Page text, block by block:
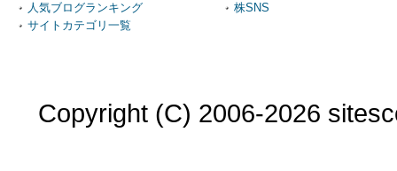
人気ブログランキング
サイトカテゴリ一覧
株SNS
Copyright (C) 2006-2026